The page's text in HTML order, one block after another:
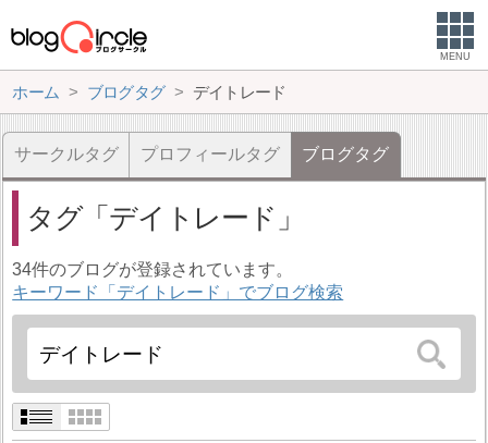
MENU
ホーム ブログタグ デイトレード
サークルタグ プロフィールタグ ブログタグ
タグ デイトレード
34件のブログが登録されています。
キーワード「デイトレード」でブログ検索